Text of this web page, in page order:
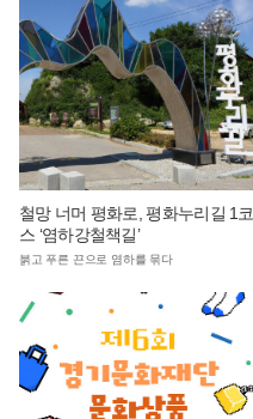
철망 너머 평화로, 평화누리길 1코
스 ‘염하강철책길’
붉고 푸른 끈으로 염하를 묶다